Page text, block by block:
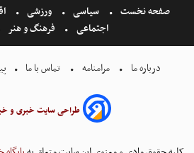
صفحه نخست سیاسی ورزشی
اجتماعی
فرهنگ و هنر
درباره ما مرامنامه تماس با ما
طراحی سایت خبری و